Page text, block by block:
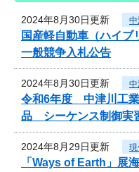
2024年8月30日更新
国産軽自動車（ハイブ
一般競争入札公告
2024年8月30日更新
令和6年度 中津川工
品 シーケンス制御実
2024年8月29日更新
「Ways of Earth」展